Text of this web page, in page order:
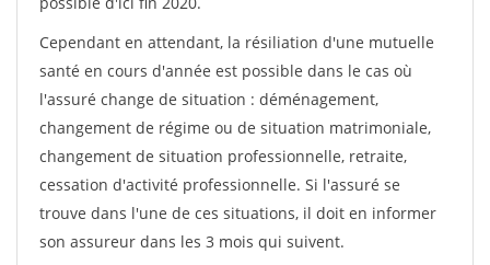
Cependant en attendant, la résiliation d'une mutuelle
santé en cours d'année est possible dans le cas où
l'assuré change de situation : déménagement,
changement de régime ou de situation matrimoniale,
changement de situation professionnelle, retraite,
cessation d'activité professionnelle. Si l'assuré se
trouve dans l'une de ces situations, il doit en informer
son assureur dans les 3 mois qui suivent.